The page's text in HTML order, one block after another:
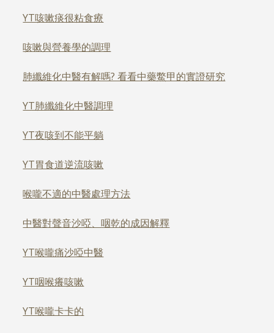
YT咳嗽痰很粘食療
咳嗽與營養學的調理
肺纖維化中醫有解嗎? 看看中藥鱉甲的實證研究
YT肺纖維化中醫調理
YT夜咳到不能平躺
YT胃食道逆流咳嗽
喉嚨不適的中醫處理方法
中醫對聲音沙啞、咽乾的成因解釋
YT喉嚨痛沙啞中醫
YT咽喉癢咳嗽
YT喉嚨卡卡的